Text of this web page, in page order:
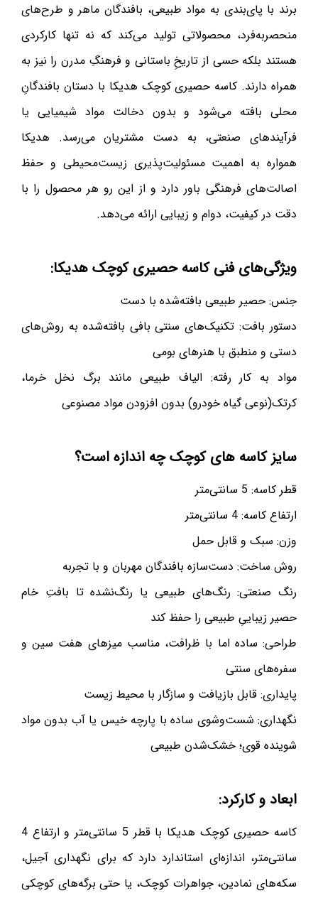
برند با پای‌بندی به مواد طبیعی، بافندگان ماهر و طرح‌های
منحصربه‌فرد، محصولاتی تولید می‌کند که نه تنها کارکردی
هستند بلکه حسی از تاریخِ باستانی و فرهنگِ مدرن را نیز به
همراه دارند. کاسه حصیری کوچک هدیکا با دستان بافندگانِ
محلی بافته می‌شود و بدون دخالت مواد شیمیایی یا
فرآیندهای صنعتی، به دست مشتریان می‌رسد. هدیکا
همواره به اهمیت مسئولیت‌پذیری زیست‌محیطی و حفظ
اصالت‌های فرهنگی باور دارد و از این رو هر محصول را با
دقت در کیفیت، دوام و زیبایی ارائه می‌دهد.
ویژگی‌های فنی کاسه حصیری کوچک هدیکا:
جنس: حصیر طبیعی بافته‌شده با دست
دستور بافت: تکنیک‌های سنتی بافی بافته‌شده به روش‌های
دستی و منطبق با هنرهای بومی
مواد به کار رفته: الیاف طبیعی مانند برگ نخل خرما،
کرتک(نوعی گیاه خودرو) بدون افزودن مواد مصنوعی
سایز کاسه های کوچک چه اندازه است؟
قطر کاسه: 5 سانتی‌متر
ارتفاع کاسه: 4 سانتی‌متر
وزن: سبک و قابل حمل
روش ساخت: دست‌سازه بافندگان مهربان و با تجربه
رنگ صنعتی: رنگ‌های طبیعی یا رنگ‌نشده تا بافتِ خام
حصیر زیباییِ طبیعی را حفظ کند
طراحی: ساده اما با ظرافت، مناسب میزهای هفت سین و
سفره‌های سنتی
پایداری: قابل بازیافت و سازگار با محیط زیست
نگهداری: شست‌وشوی ساده با پارچه خیس یا آب بدون مواد
شوینده قوی؛ خشک‌شدن طبیعی
ابعاد و کارکرد:
کاسه حصیری کوچک هدیکا با قطر 5 سانتی‌متر و ارتفاع 4
سانتی‌متر، اندازه‌ای استاندارد دارد که برای نگهداری آجیل،
سکه‌های نمادین، جواهرات کوچک، یا حتی برگه‌های کوچکی